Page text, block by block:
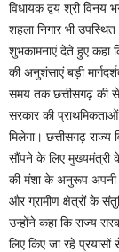
विधायक द्वय श्री विनय
शहला निगार भी
शुभकामनाएं देते हुए कहा
की अनुशंसाएं बड़ी
समय तक छत्तीसगढ़ की
सरकार की
मिलेगा। छत्तीसगढ़ राज्य
सौंपने के लिए मुख्यमंत्री
की मंशा के अनुरूप अपनी
और ग्रामीण क्षेत्रों के
उन्होंने कहा कि राज्य
लिए किए जा रहे